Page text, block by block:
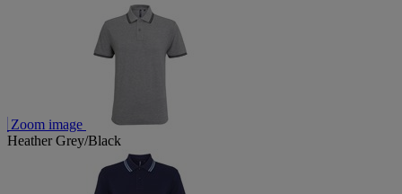
Zoom image
Heather Grey/Black